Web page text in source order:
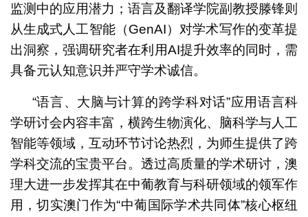
监测中的应用潜力；语言及翻译学院副教授滕锋则
从生成式人工智能（GenAI）对学术写作的变革提
出洞察，强调研究者在利用AI提升效率的同时，需
具备元认知意识并严守学术诚信。
“语言、大脑与计算的跨学科对话”应用语言科
学研讨会内容丰富，横跨生物演化、脑科学与人工
智能等领域，互动环节讨论热烈，为师生提供了跨
学科交流的宝贵平台。透过高质量的学术研讨，澳
理大进一步发挥其在中葡教育与科研领域的领军作
用，切实澳门作为“中葡国际学术共同体”核心枢纽